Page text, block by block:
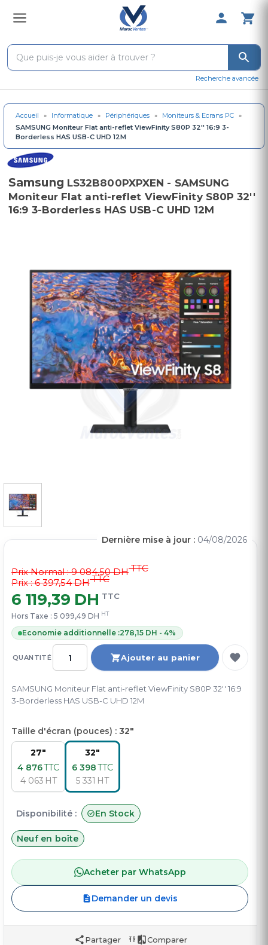
0 Produit
Recherche avancée
Accueil » Informatique » Périphériques » Moniteurs & Ecrans PC »
SAMSUNG Moniteur Flat anti-reflet ViewFinity S80P 32'' 16:9 3-
Borderless HAS USB-C UHD 12M
Samsung LS32B800PXPXEN - SAMSUNG
Moniteur Flat anti-reflet ViewFinity S80P 32''
16:9 3-Borderless HAS USB-C UHD 12M
QUANTITÉ Ajouter au panier
Prix Normal :9 084,50 DHTTC
Prix : 6 397,54 DHTTC
6 119,39 DH TTC
Hors Taxe : 5 099,49 DH HT
Economie additionnelle :278,15 DH - 4%
SAMSUNG Moniteur Flat anti-reflet ViewFinity S80P 32'' 16:9
3-Borderless HAS USB-C UHD 12M
Taille d'écran (pouces) : 32"
27"
4 876TTC
4 063 HT
32"
6 398TTC
5 331 HT
Disponibilité : En Stock
Dernière mise à jour : 04/08/2026
Neuf en boîte
Acheter par WhatsApp
Demander un devis
Partager Comparer